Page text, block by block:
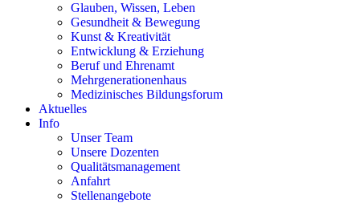
Glauben, Wissen, Leben
Gesundheit & Bewegung
Kunst & Kreativität
Entwicklung & Erziehung
Beruf und Ehrenamt
Mehrgenerationenhaus
Medizinisches Bildungsforum
Aktuelles
Info
Unser Team
Unsere Dozenten
Qualitätsmanagement
Anfahrt
Stellenangebote